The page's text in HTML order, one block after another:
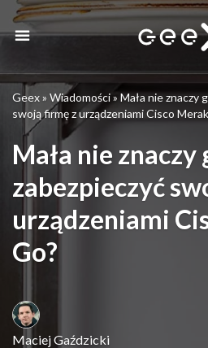
Geex» Wiadomości» Mała nie znaczy
swoją firmę z urządzeniami Cisco
Mała nie znaczy
zabezpieczyć
urządzeniami
Go?
Maciej Gaździcki